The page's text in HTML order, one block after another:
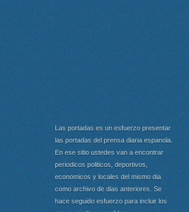
Las portadas es un esfuerzo presentar
las portadas del prensa diaria espanola.
En ese sitio ustedes van a encontrar
periodicos politicos, deportivos,
economicos y locales del mismo dia
como archivo de dias anteriores. Se
hace seguido esfuerzo para incluir los